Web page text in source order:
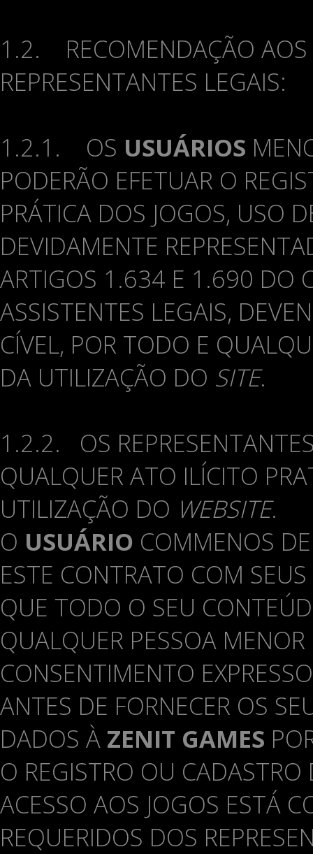
1.2. RECOMENDAÇÃO AOS
REPRESENTANTES LEGAIS:
1.2.1. OS USUÁRIOS
PODERÃO EFETUAR O
PRÁTICA DOS JOGOS, USO
DEVIDAMENTE
ARTIGOS 1.634 E 1.690 DO
ASSISTENTES LEGAIS,
CÍVEL, POR TODO E
DA UTILIZAÇÃO DO SITE.
1.2.2. OS
QUALQUER ATO ILÍCITO
UTILIZAÇÃO DO WEBSITE.
O USUÁRIO COMMENOS
ESTE CONTRATO COM
QUE TODO O SEU
QUALQUER PESSOA
CONSENTIMENTO
ANTES DE FORNECER OS
DADOS À ZENIT GAMES
O REGISTRO OU
ACESSO AOS JOGOS ESTÁ
REQUERIDOS DOS